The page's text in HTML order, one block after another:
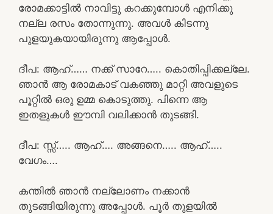
രോമക്കാട്ടിൽ നാവിട്ടു കറക്കുമ്പോൾ എനിക്കു
നല്ല രസം തോന്നുന്നു. അവൾ കിടന്നു
പുളയുകയായിരുന്നു ആപ്പോൾ.
ദീപ: ആഹ്…… നക്ക് സാറേ….. കൊതിപ്പിക്കല്ലേ.
ഞാൻ ആ രോമകാട് വകഞ്ഞു മാറ്റി അവളുടെ
പൂറ്റിൽ ഒരു ഉമ്മ കൊടുത്തു. പിന്നെ ആ
ഇതളുകൾ ഈമ്പി വലിക്കാൻ തുടങ്ങി.
ദീപ: സ്സ്‌….. ആഹ്…. അങ്ങനെ….. ആഹ്…..
വേഗം….
കന്തിൽ ഞാൻ നല്ലോണം നക്കാൻ
തുടങ്ങിയിരുന്നു അപ്പോൾ. പൂർ തുളയിൽ